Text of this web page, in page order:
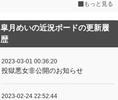
もっと見る
皐月めいの近況ボードの更新履
歴
2023-03-01 00:36:20
投獄悪女非公開のお知らせ
2023-02-24 22:52:44